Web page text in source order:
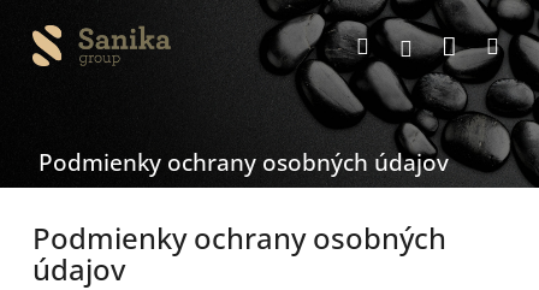
obsah
HľadaťPrihlásenie
košík
Podmienky ochrany osobných údajov
Podmienky ochrany osobných
údajov